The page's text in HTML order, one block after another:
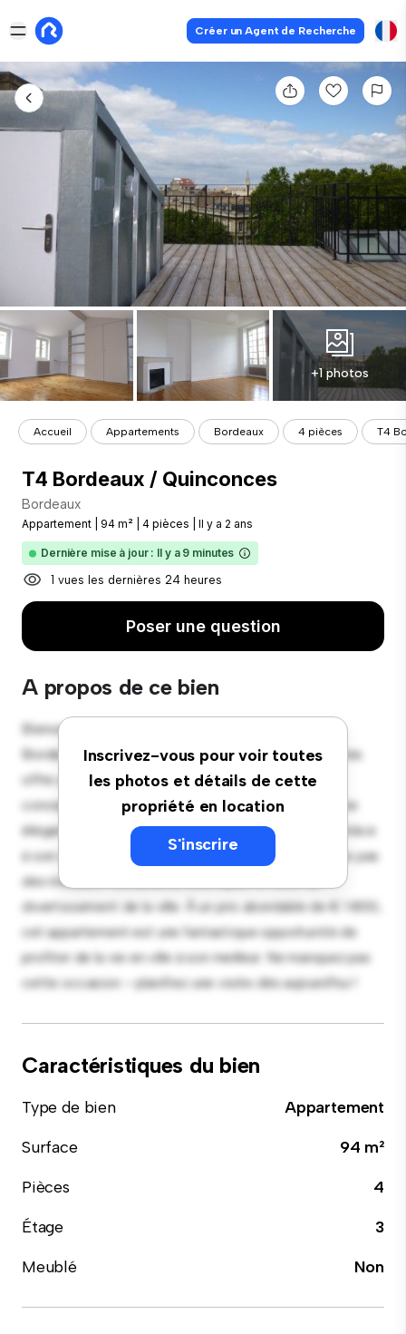
Créer un Agent de Recherche
+1 photos
Accueil Appartements Bordeaux 4 pièces T4
T4 Bordeaux / Quinconces
Bordeaux
Appartement 94 m² 4 pièces Il y a 2 ans
Dernière mise à jour : Il y a 9 minutes
1 vues les dernières 24 heures
Poser une question
A propos de ce bien
Inscrivez-vous pour voir toutes
les photos et détails de cette
propriété en location
S'inscrire
Bienvenue dans votre nouvelle retraite urbaine à
Bordeaux ! Cet appartement moderne de 4 chambres
offre un espace de vie élégant et confortable. Le
concept ouvert est parfait pour recevoir et la cuisine
élégante est équipée d'appareils haut de gamme. Grâce
à son emplacement privilégié, vous serez à quelques pas
des meilleurs restaurants, boutiques et lieux de
divertissement de la ville. À un prix abordable de € 1 800,
cet appartement est une fantastique opportunité de
profiter de la vie en ville à son meilleur. Ne manquez pas
cette occasion – planifiez une visite dès aujourd'hui !
Caractéristiques du bien
Type de bien
Appartement
Surface
94 m²
Pièces
4
Étage
3
Meublé
Non